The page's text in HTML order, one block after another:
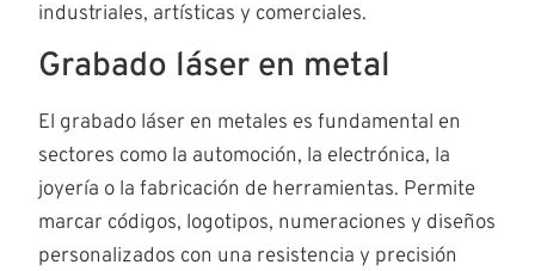
industriales, artísticas y comerciales.
Grabado láser en metal
El grabado láser en metales es fundamental en
sectores como la automoción, la electrónica, la
joyería o la fabricación de herramientas. Permite
marcar códigos, logotipos, numeraciones y diseños
personalizados con una resistencia y precisión